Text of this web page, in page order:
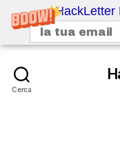
HackLetter
Cerca